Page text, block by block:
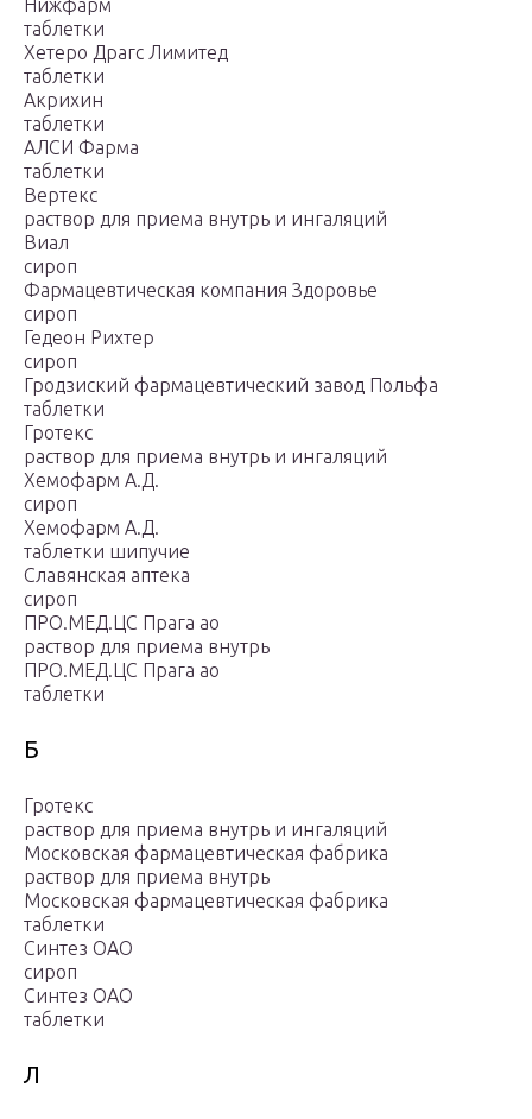
Нижфарм
таблетки
Хетеро Драгс Лимитед
таблетки
Акрихин
таблетки
АЛСИ Фарма
таблетки
Вертекс
раствор для приема внутрь и ингаляций
Виал
сироп
Фармацевтическая компания Здоровье
сироп
Гедеон Рихтер
сироп
Гродзиский фармацевтический завод Польфа
таблетки
Гротекс
раствор для приема внутрь и ингаляций
Хемофарм А.Д.
сироп
Хемофарм А.Д.
таблетки шипучие
Славянская аптека
сироп
ПРО.МЕД.ЦС Прага ао
раствор для приема внутрь
ПРО.МЕД.ЦС Прага ао
таблетки
Б
Гротекс
раствор для приема внутрь и ингаляций
Московская фармацевтическая фабрика
раствор для приема внутрь
Московская фармацевтическая фабрика
таблетки
Синтез ОАО
сироп
Синтез ОАО
таблетки
Л